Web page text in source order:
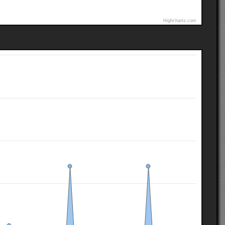
Highcharts.com